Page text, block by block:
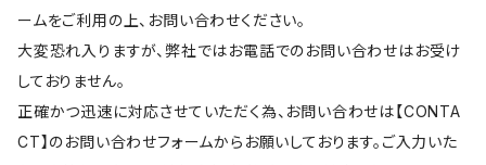
ームをご利用の上、お問い合わせください。
大変恐れ入りますが、弊社ではお電話でのお問い合わせはお受け
しておりません。
正確かつ迅速に対応させていただく為、お問い合わせは【CONTA
CT】のお問い合わせフォームからお願いしております。ご入力いた